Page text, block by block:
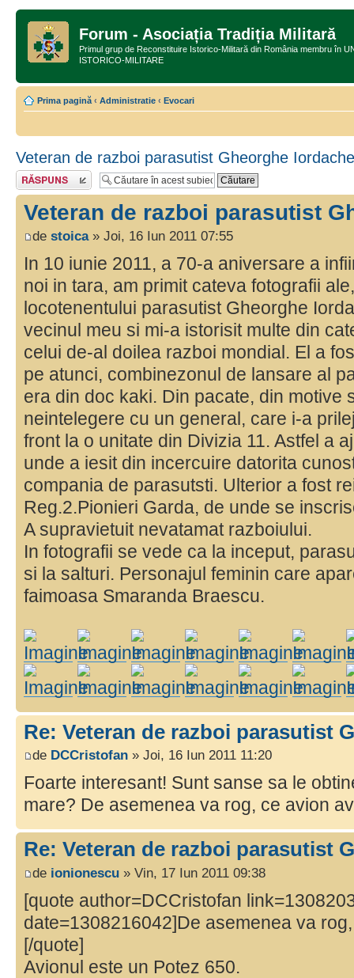
Forum - Asociația Tradiția Militară
Primul grup de Reconstituire Istorico-Militară din România membru în
ISTORICO-MILITARE
Prima pagină ‹ Administratie ‹ Evocari
Veteran de razboi parasutist Gheorghe
Răspunde
Veteran de razboi parasutist
de stoica» Joi, 16 Iun 2011 07:55
In 10 iunie 2011, a 70-a aniversare a
noi in tara, am primit cateva fotografii
locotenentului parasutist Gheorghe
vecinul meu si mi-a istorisit multe din
celui de-al doilea razboi mondial. El a
pe atunci, combinezonul de lansare al
era din doc kaki. Din pacate, din motive
neintelegere cu un general, care i-a
front la o unitate din Divizia 11. Astfel a
unde a iesit din incercuire datorita
compania de parasutsti. Ulterior a fost
Reg.2.Pionieri Garda, de unde se
A supravietuit nevatamat razboiului.
In fotografii se vede ca la inceput,
si la salturi. Personajul feminin care
faimoasa Smaranda Braescu.
Re: Veteran de razboi parasutist
de DCCristofan » Joi, 16 Iun 2011 11:20
Foarte interesant! Sunt sanse sa le
mare? De asemenea va rog, ce avion
Re: Veteran de razboi parasutist
de ionionescu » Vin, 17 Iun 2011 09:38
[quote author=DCCristofan
date=1308216042]De asemenea va
[/quote]
Avionul este un Potez 650.